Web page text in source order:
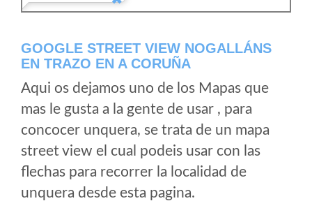
GOOGLE STREET VIEW NOGALLÁNS
EN TRAZO EN A CORUÑA
Aqui os dejamos uno de los Mapas que
mas le gusta a la gente de usar , para
concocer unquera, se trata de un mapa
street view el cual podeis usar con las
flechas para recorrer la localidad de
unquera desde esta pagina.